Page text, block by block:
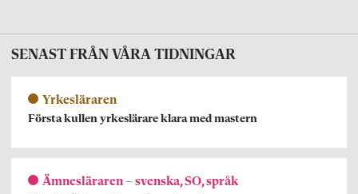
SENAST FRÅN VÅRA TIDNINGAR
Yrkesläraren
Första kullen yrkeslärare klara med mastern
Ämnesläraren – svenska, SO, språk